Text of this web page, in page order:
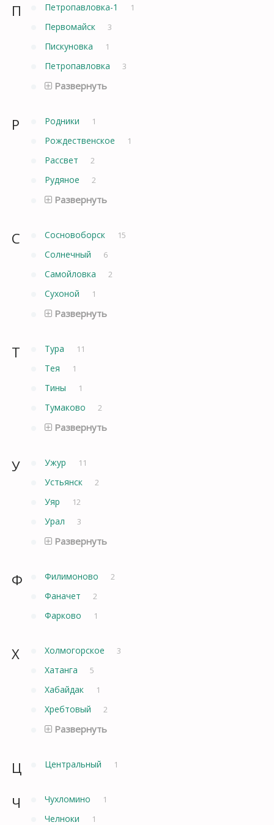
П Петропавловка-1 1
Первомайск 3
Пискуновка 1
Петропавловка 3
Развернуть
Р Родники 1
Рождественское 1
Рассвет 2
Рудяное 2
Развернуть
С Сосновоборск 15
Солнечный 6
Самойловка 2
Сухоной 1
Развернуть
Т Тура 11
Тея 1
Тины 1
Тумаково 2
Развернуть
У Ужур 11
Устьянск 2
Уяр 12
Урал 3
Развернуть
Ф Филимоново 2
Фаначет 2
Фарково 1
Х Холмогорское 3
Хатанга 5
Хабайдак 1
Хребтовый 2
Развернуть
Ц Центральный 1
Ч Чухломино 1
Челноки 1